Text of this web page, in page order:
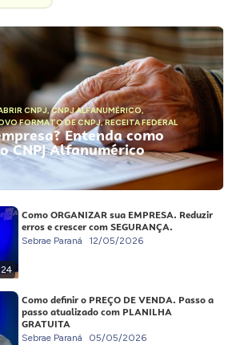
CNPJ,CNPJ ALFANUMÉRICO,
FORMATO DE CNPJ,RECEITA FEDERAL
Entenda como
CNPJ Alfanumérico
Como ORGANIZAR sua EMPRESA. Reduzir
erros e crescer com SEGURANÇA.
Sebrae Paraná 12/05/2026
Como definir o PREÇO DE VENDA. Passo a
passo atualizado com PLANILHA
GRATUITA
Sebrae Paraná 05/05/2026